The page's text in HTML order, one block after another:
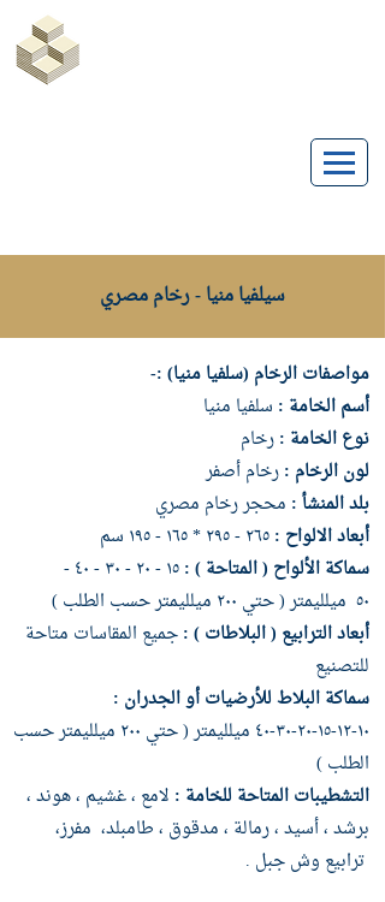
مواصفات الرخام (سلفيا منيا) :-
أسم الخامة : سلفيا منيا
نوع الخامة :رخام
لون الرخام :رخام أصفر
بلد المنشأ : محجر رخام مصري
أبعاد الالواح :
سماكة الألواح ( المتاحة ) :
١٥ - ٢٠ - ٣٠ - ٤٠ -
٥٠ ميلليمتر ( حتي ٢٠٠ ميلليمتر حسب الطلب )
أبعاد الترابيع ( البلاطات ) :جميع المقاسات متاحة
للتصنيع
سماكة البلاط للأرضيات أو الجدران :
١٠-١٢-١٥-٢٠-٣٠-٤٠ ميلليمتر ( حتي ٢٠٠ ميلليمتر حسب
الطلب )
التشطيبات المتاحة للخامة : لامع ، غشيم ، هوند ،
برشد ، أسيد ، رمالة ، مدقوق ، طامبلد، مفرز،
ترابيع وش جبل .
سيلفيا منيا - رخام مصري